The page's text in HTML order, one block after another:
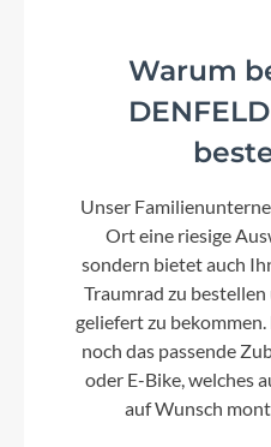
Warum
Unser
Ort eine riesige
sondern bietet auch
Traumrad zu
geliefert zu bekommen.
noch das passende
oder E-Bike, welches
auf Wunsch